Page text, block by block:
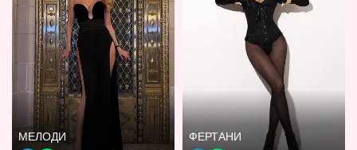
МЕЛОДИ ФЕРТАНИ